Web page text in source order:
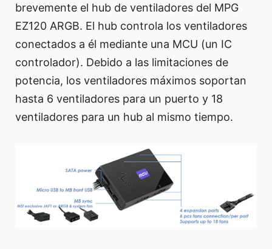
brevemente el hub de ventiladores del MPG
EZ120 ARGB. El hub controla los ventiladores
conectados a él mediante una MCU (un IC
controlador). Debido a las limitaciones de
potencia, los ventiladores máximos soportan
hasta 6 ventiladores para un puerto y 18
ventiladores para un hub al mismo tiempo.